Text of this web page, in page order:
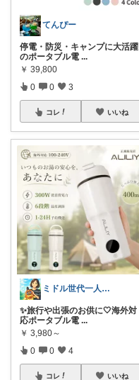
てんぴー
停電・防災・キャンプに大活躍
のポータブル電 ...
￥ 39,800
0 0 3
コレ いいね
ミドル世代一人暮らし応援隊
✨旅行や出張のお供に🤍海外対
応ポータブル電 ...
￥ 3,980～
0 0 4
コレ いいね